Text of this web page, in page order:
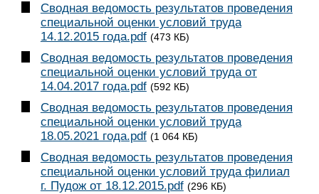
Сводная ведомость результатов проведения
специальной оценки условий труда
14.12.2015 года.pdf (473 КБ)
Сводная ведомость результатов проведения
специальной оценки условий труда от
14.04.2017 года.pdf (592 КБ)
Сводная ведомость результатов проведения
специальной оценки условий труда
18.05.2021 года.pdf (1 064 КБ)
Сводная ведомость результатов проведения
специальной оценки условий труда филиал
г. Пудож от 18.12.2015.pdf (296 КБ)